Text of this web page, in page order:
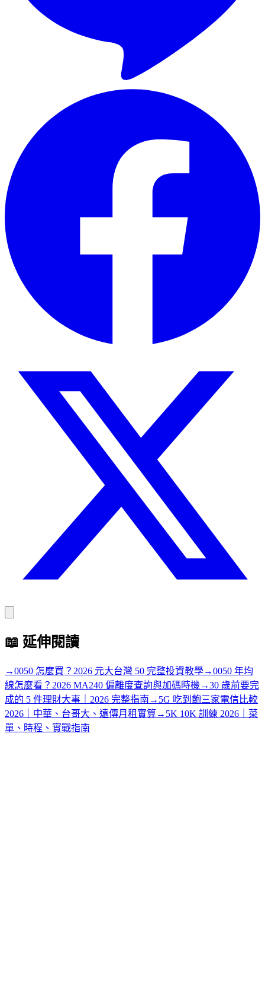
📖 延伸閱讀
→0050 怎麼買？2026 元大台灣 50 完整投資教學→0050 年均
線怎麼看？2026 MA240 偏離度查詢與加碼時機 →30 歲前要完
成的 5 件理財大事｜2026 完整指南 → 5G 吃到飽三家電信比較
2026｜中華、台哥大、遠傳月租實算→ 5K 10K 訓練 2026｜菜
單、時程、實戰指南